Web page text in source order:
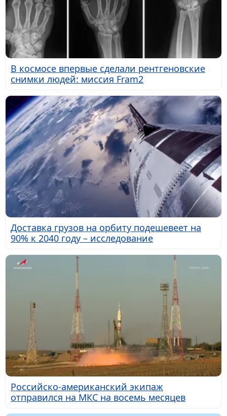
В космосе впервые сделали рентгеновские
снимки людей: миссия Fram2
Доставка грузов на орбиту подешевеет на
90% к 2040 году – исследование
Российско-американский экипаж
отправился на МКС на восемь месяцев